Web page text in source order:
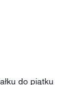
do piątku